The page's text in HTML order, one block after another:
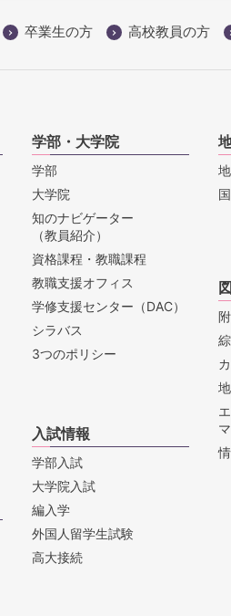
卒業生の方 高校教員の方
学部・大学院
学部
大学院
知のナビゲーター
（教員紹介）
資格課程・教職課程
教職支援オフィス
学修支援センター（DAC）
シラバス
3つのポリシー
入試情報
学部入試
大学院入試
編入学
外国人留学生試験
高大接続